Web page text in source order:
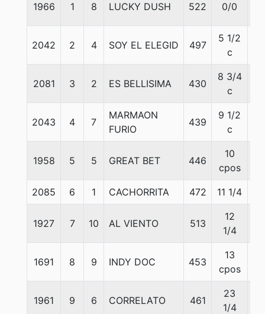
1966 1 8 LUCKY DUSH 522 0/0
2042 2 4 SOY EL ELEGID 497
5 1/2
c
2081 3 2 ES BELLISIMA 430
8 3/4
c
2043 4 7
MARMAON
FURIO
439
9 1/2
c
1958 5 5 GREAT BET 446
10
cpos
2085 6 1 CACHORRITA 472 11 1/4
1927 7 10 AL VIENTO 513
12
1/4
1691 8 9 INDY DOC 453
13
cpos
1961 9 6 CORRELATO 461
23
1/4